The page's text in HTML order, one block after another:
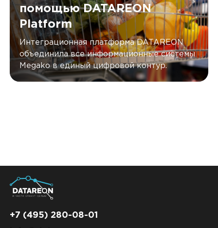
помощью DATAREON
Platform
Интеграционная платформа DATAREON
объединила все информационные системы
Megako в единый цифровой контур.
+7 (495) 280-08-01